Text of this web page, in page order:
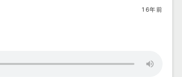
16年前